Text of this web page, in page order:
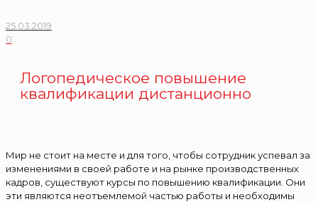
25.03.2019
0
Логопедическое повышение
квалификации дистанционно
Мир не стоит на месте и для того, чтобы сотрудник успевал за
изменениями в своей работе и на рынке производственных
кадров, существуют курсы по повышению квалификации. Они
эти являются неотъемлемой частью работы и необходимы